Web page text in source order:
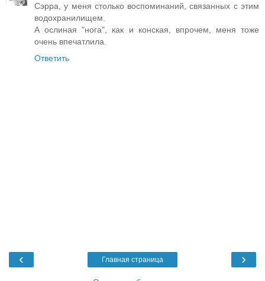
Сэрра, у меня столько воспоминаний, связанных с этим
водохранилищем.
А ослиная "нога", как и конская, впрочем, меня тоже
очень впечатлила.
Ответить
‹ ›
Главная страница